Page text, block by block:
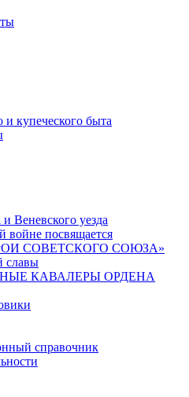
и купеческого быта
Веневского уезда
войне посвящается
СОВЕТСКОГО СОЮЗА»
славы
КАВАЛЕРЫ ОРДЕНА
справочник